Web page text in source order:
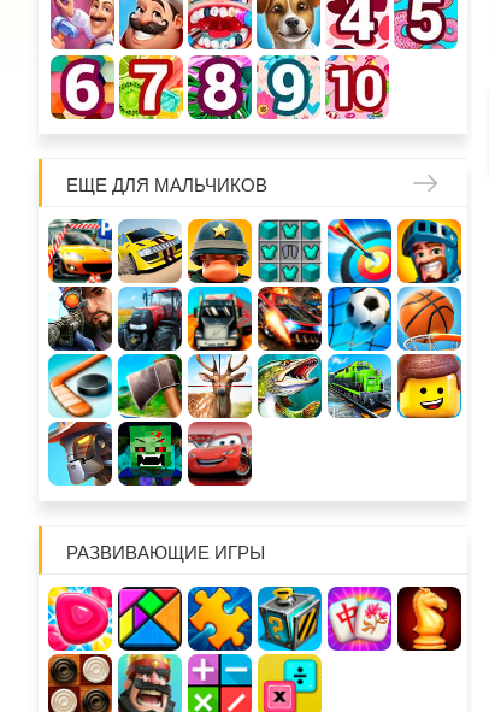
ЕЩЕ ДЛЯ МАЛЬЧИКОВ
РАЗВИВАЮЩИЕ ИГРЫ